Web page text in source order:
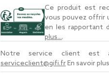
Ce produit est
vous pouvez offrir
en les rapportant
plus....
Notre service client est
serviceclient@gifi.frEn savoir